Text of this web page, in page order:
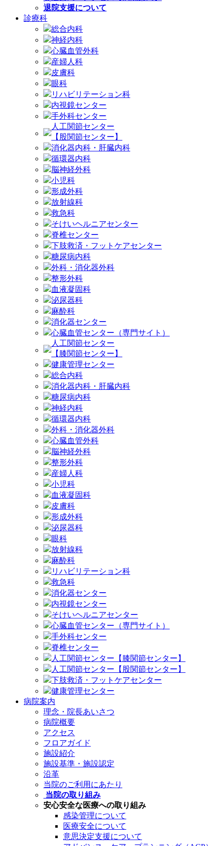
退院支援について
診療科
総合内科
神経内科
心臓血管外科
産婦人科
皮膚科
眼科
リハビリテーション科
内視鏡センター
手外科センター
人工関節センター
【股関節センター】
消化器内科・肝臓内科
循環器内科
脳神経外科
小児科
形成外科
放射線科
救急科
そけいヘルニアセンター
脊椎センター
下肢救済・フットケアセンター
糖尿病内科
外科・消化器外科
整形外科
血液凝固科
泌尿器科
麻酔科
消化器センター
心臓血管センター（専門サイト）
人工関節センター
【膝関節センター】
健康管理センター
総合内科
消化器内科・肝臓内科
糖尿病内科
神経内科
循環器内科
外科・消化器外科
心臓血管外科
脳神経外科
整形外科
産婦人科
小児科
血液凝固科
皮膚科
形成外科
泌尿器科
眼科
放射線科
麻酔科
リハビリテーション科
救急科
消化器センター
内視鏡センター
そけいヘルニアセンター
心臓血管センター（専門サイト）
手外科センター
脊椎センター
人工関節センター【膝関節センター】
人工関節センター【股関節センター】
下肢救済・フットケアセンター
健康管理センター
病院案内
理念・院長あいさつ
病院概要
アクセス
フロアガイド
施設紹介
施設基準・施設認定
沿革
当院のご利用にあたり
当院の取り組み
安心安全な医療への取り組み
感染管理について
医療安全について
意思決定支援について